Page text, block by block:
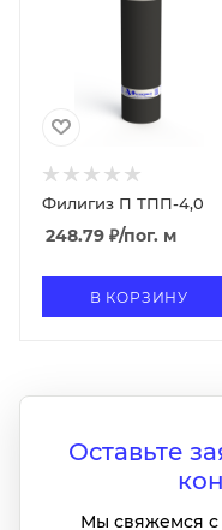
Филигиз П ТПП-4,0
248.79 ₽/пог. м
В КОРЗИНУ
Оставьте
Мы свяжемся